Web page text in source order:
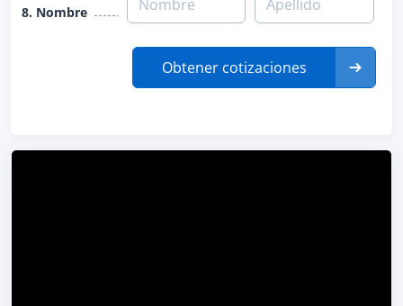
8. Nombre
Obtener cotizaciones